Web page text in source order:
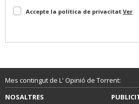
Accepte la política de privacitat Ver
Mes contingut de L' Opinió de Torrent:
NOSALTRES